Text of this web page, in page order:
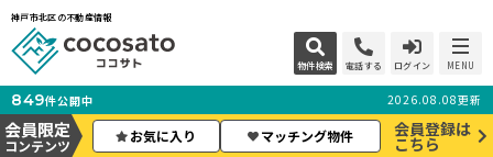
神戸市北区の不動産情報
物件検索 電話する ログイン MENU
849件公開中 2026.08.08更新
会員限定
コンテンツ
お気に入り マッチング物件 会員登録は
こちら